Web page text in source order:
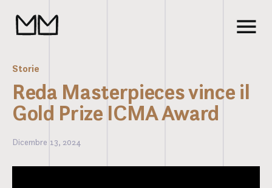
Storie
Reda Masterpieces vince il
Gold Prize ICMA Award
Dicembre 13, 2024